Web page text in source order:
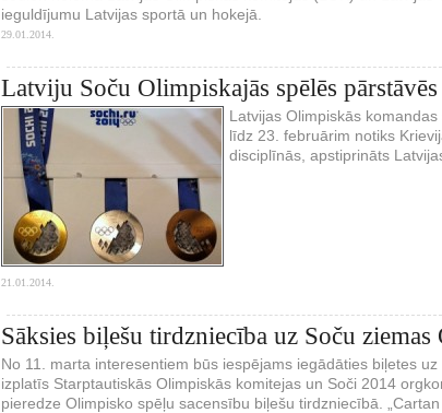
ieguldījumu Latvijas sportā un hokejā.
29.01.2014.
Latviju Soču Olimpiskajās spēlēs
Latvijas Olimpiskās
līdz 23. februārim notiks
disciplīnās, apstiprināts
21.01.2014.
Sāksies biļešu tirdzniecība uz Soču
No 11. marta interesentiem būs iespējams iegādāties biļetes
izplatīs Starptautiskās Olimpiskās komitejas un Soči 2014
pieredze Olimpisko spēļu sacensību biļešu tirdzniecībā.